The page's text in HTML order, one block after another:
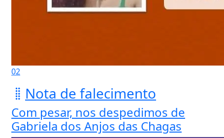
02
Nota de falecimento
Com pesar, nos despedimos de
Gabriela dos Anjos das Chagas